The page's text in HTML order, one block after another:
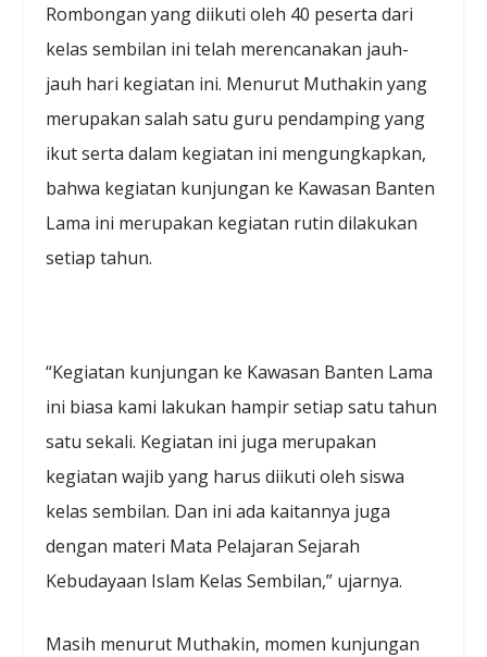
Rombongan yang diikuti oleh 40 peserta dari
kelas sembilan ini telah merencanakan jauh-
jauh hari kegiatan ini. Menurut Muthakin yang
merupakan salah satu guru pendamping yang
ikut serta dalam kegiatan ini mengungkapkan,
bahwa kegiatan kunjungan ke Kawasan Banten
Lama ini merupakan kegiatan rutin dilakukan
setiap tahun.
“Kegiatan kunjungan ke Kawasan Banten Lama
ini biasa kami lakukan hampir setiap satu tahun
satu sekali. Kegiatan ini juga merupakan
kegiatan wajib yang harus diikuti oleh siswa
kelas sembilan. Dan ini ada kaitannya juga
dengan materi Mata Pelajaran Sejarah
Kebudayaan Islam Kelas Sembilan,” ujarnya.
Masih menurut Muthakin, momen kunjungan